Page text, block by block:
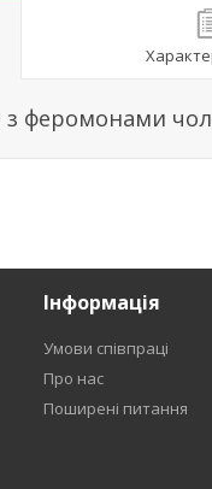
феромонами
Інформація
Умови співпраці
Про нас
Поширені питання